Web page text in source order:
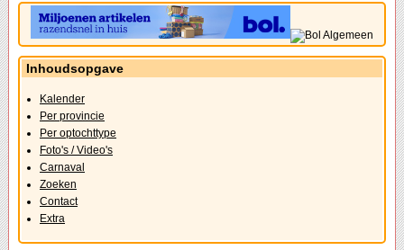
Inhoudsopgave
Kalender
Per provincie
Per optochttype
Foto's / Video's
Carnaval
Zoeken
Contact
Extra